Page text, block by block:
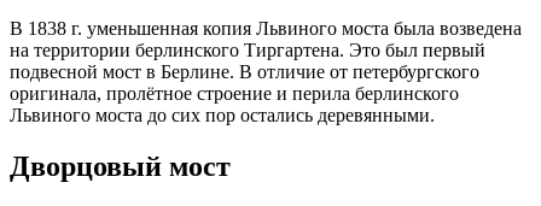
В 1838 г. уменьшенная копия Львиного моста была возведена
на территории берлинского Тиргартена. Это был первый
подвесной мост в Берлине. В отличие от петербургского
оригинала, пролётное строение и перила берлинского
Львиного моста до сих пор остались деревянными.
Дворцовый мост